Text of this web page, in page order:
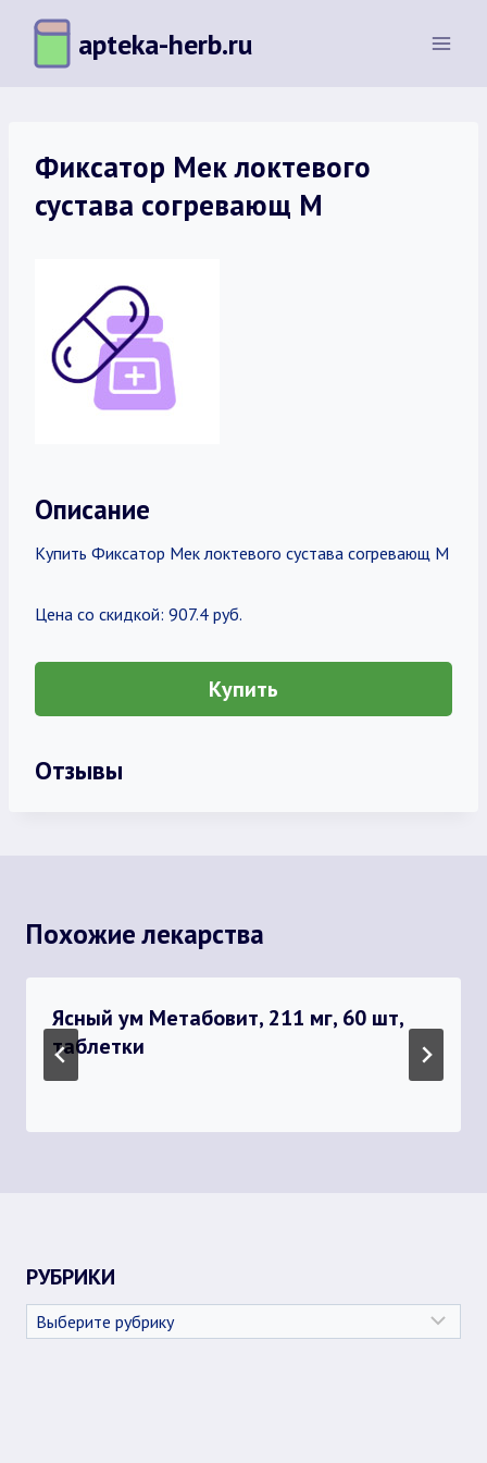
Перейти
содержимому
apteka-herb.ru
Фиксатор Мек локтевого
сустава согревающ M
Описание
Купить Фиксатор Мек локтевого сустава согревающ M
Цена со скидкой: 907.4 руб.
Купить
Отзывы
Похожие лекарства
Ясный ум Метабовит, 211 мг, 60 шт,
таблетки
РУБРИКИ
Рубрики